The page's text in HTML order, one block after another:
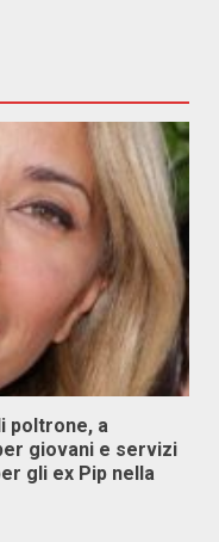
poltrone, a
giovani e servizi
gli ex Pip nella